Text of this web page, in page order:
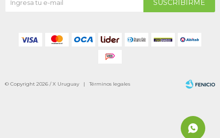
SUSCRIBIRME
© Copyright 2026 / X Uruguay |Términos legales